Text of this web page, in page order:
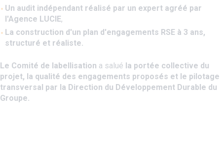
Un audit indépendant réalisé par un expert agréé par
l'Agence LUCIE,
La construction d'un plan d'engagements RSE à 3 ans,
structuré et réaliste.
Le Comité de labellisation a salué la portée collective du
projet, la qualité des engagements proposés et le pilotage
transversal par la Direction du Développement Durable du
Groupe.